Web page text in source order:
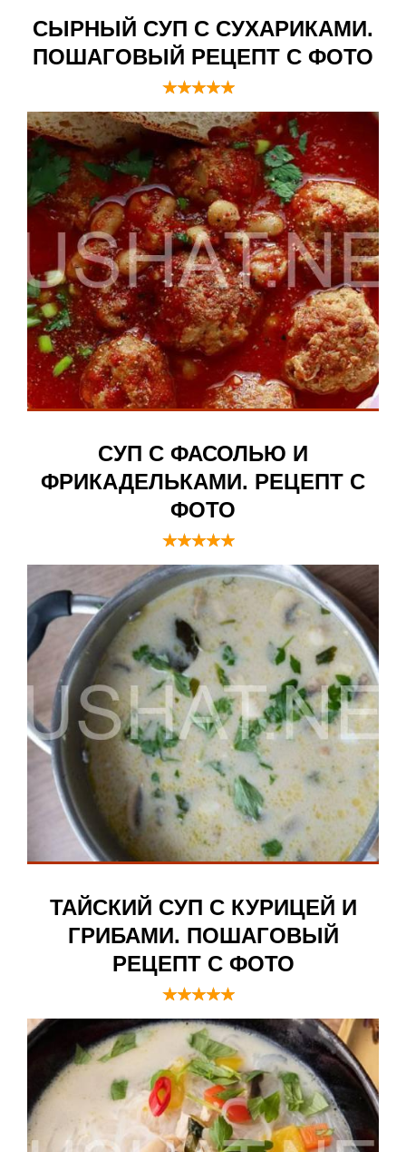
СЫРНЫЙ СУП С СУХАРИКАМИ.
ПОШАГОВЫЙ РЕЦЕПТ С ФОТО
СУП С ФАСОЛЬЮ И
ФРИКАДЕЛЬКАМИ. РЕЦЕПТ С
ФОТО
ТАЙСКИЙ СУП С КУРИЦЕЙ И
ГРИБАМИ. ПОШАГОВЫЙ
РЕЦЕПТ С ФОТО